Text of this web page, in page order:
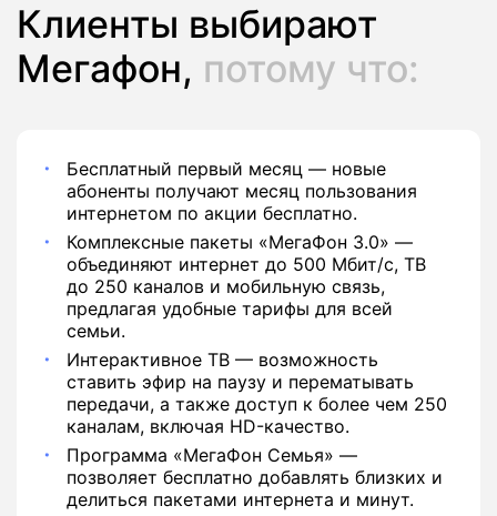
Клиенты выбирают
Мегафон, потому что:
Бесплатный первый месяц — новые
абоненты получают месяц пользования
интернетом по акции бесплатно.
Комплексные пакеты «МегаФон 3.0» —
объединяют интернет до 500 Мбит/с, ТВ
до 250 каналов и мобильную связь,
предлагая удобные тарифы для всей
семьи.
Интерактивное ТВ — возможность
ставить эфир на паузу и перематывать
передачи, а также доступ к более чем 250
каналам, включая HD-качество.
Программа «МегаФон Семья» —
позволяет бесплатно добавлять близких и
делиться пакетами интернета и минут.